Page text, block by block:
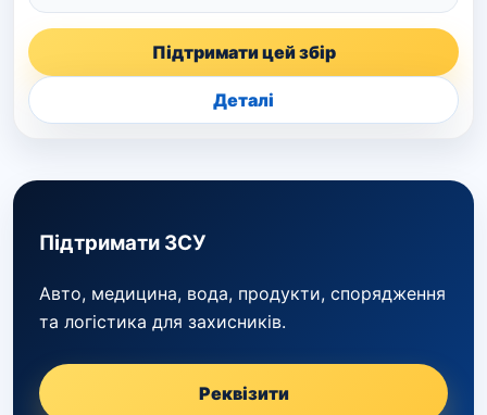
Підтримати цей збір
Деталі
Підтримати ЗСУ
Авто, медицина, вода, продукти, спорядження
та логістика для захисників.
Реквізити